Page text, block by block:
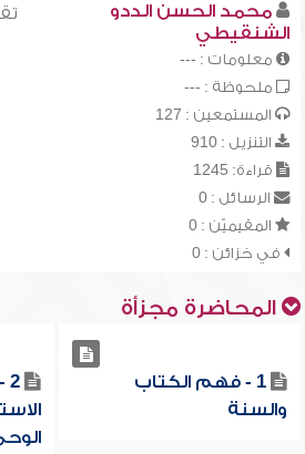
محمد الحسن الددو
الشنقيطي
معلومات : ---
ملحوظة : ---
المستمعين : 127
التنزيل : 910
قراءة: 1245
الرسائل : 0
المقيميّن : 0
في خزائن : 0
المحاضرة مجزأة
1 - فهم الكتاب
والسنة